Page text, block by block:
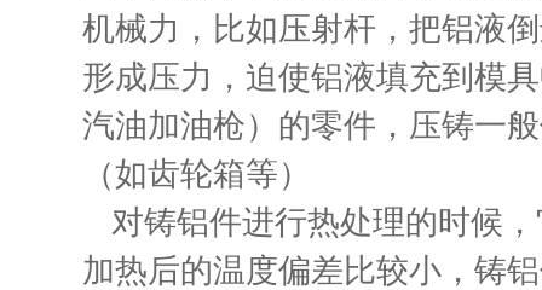
机械力，比如压射杆，把铝液
形成压力，迫使铝液填充到模
汽油加油枪）的零件，压铸一
（如齿轮箱等）
对铸铝件进行热处理的时候
加热后的温度偏差比较小，铸